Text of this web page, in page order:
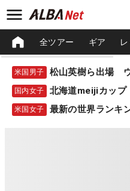
全ツアー ギア
米国男子
国内女子 北海道meijiカッ
米国女子 最新の世界ランキ